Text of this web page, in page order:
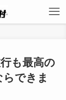
も最高の
できま